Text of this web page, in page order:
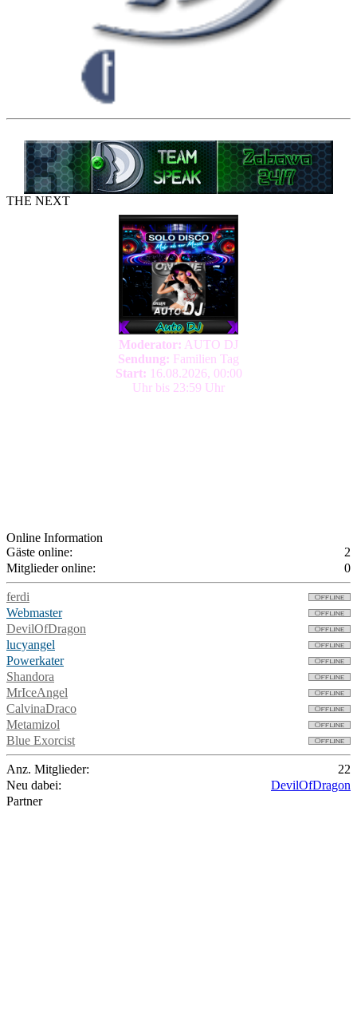
THE NEXT
Online Information
Gäste online:
2
Mitglieder online:
0
ferdi
Webmaster
DevilOfDragon
lucyangel
Powerkater
Shandora
MrIceAngel
CalvinaDraco
Metamizol
Blue Exorcist
Anz. Mitglieder:
22
Neu dabei:
DevilOfDragon
Partner